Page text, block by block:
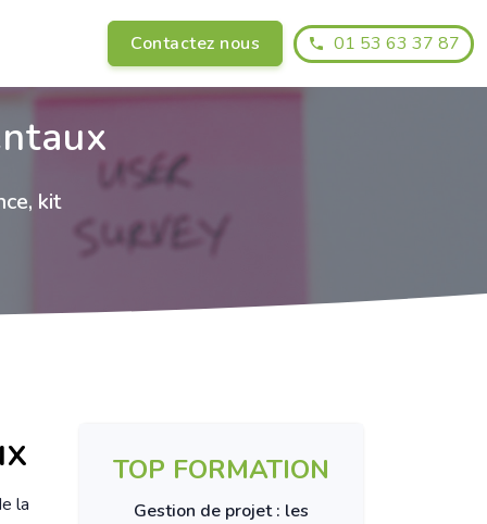
Contactez nous 01 53 63 37 87
kit
TOP FORMATION
Gestion de projet : les
la